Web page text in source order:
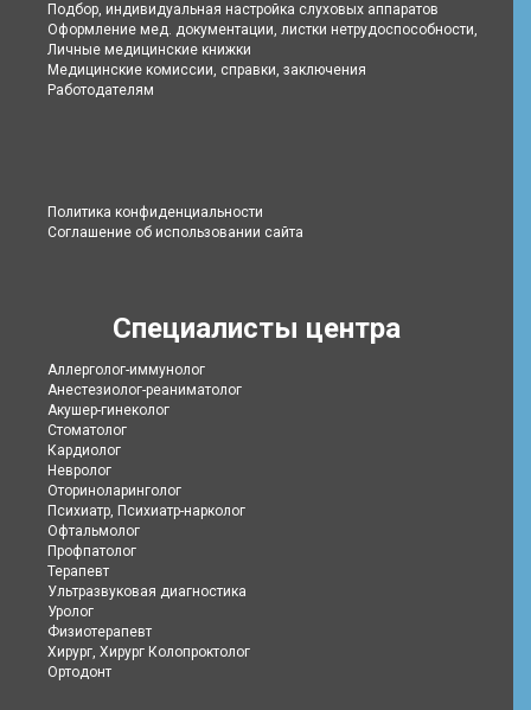
Подбор, индивидуальная настройка слуховых аппаратов
Оформление мед. документации, листки нетрудоспособности,
Личные медицинские книжки
Медицинские комиссии, справки, заключения
Работодателям
Политика конфиденциальности
Соглашение об использовании сайта
Специалисты центра
Аллерголог-иммунолог
Анестезиолог-реаниматолог
Акушер-гинеколог
Стоматолог
Кардиолог
Невролог
Оториноларинголог
Психиатр, Психиатр-нарколог
Офтальмолог
Профпатолог
Терапевт
Ультразвуковая диагностика
Уролог
Физиотерапевт
Хирург, Хирург Колопроктолог
Ортодонт